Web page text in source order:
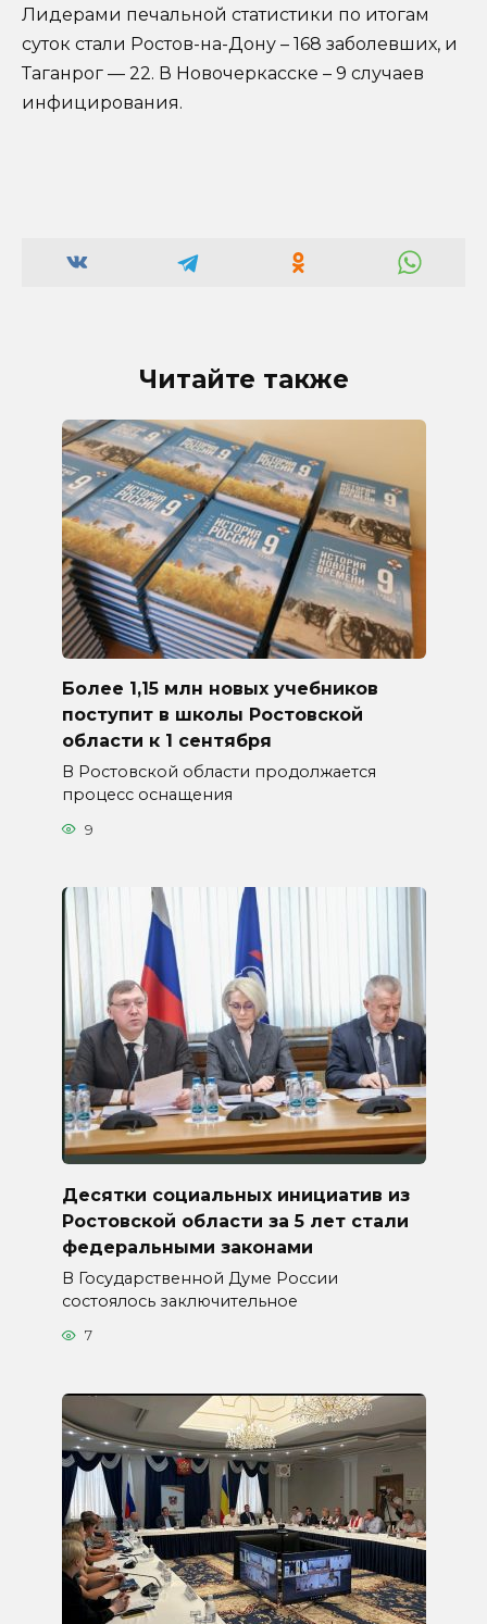
Лидерами печальной статистики по итогам
суток стали Ростов-на-Дону – 168 заболевших, и
Таганрог — 22. В Новочеркасске – 9 случаев
инфицирования.
Читайте также
Более 1,15 млн новых учебников
поступит в школы Ростовской
области к 1 сентября
В Ростовской области продолжается
процесс оснащения
9
Десятки социальных инициатив из
Ростовской области за 5 лет стали
федеральными законами
В Государственной Думе России
состоялось заключительное
7